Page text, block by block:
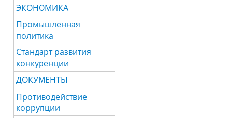
ЭКОНОМИКА
Промышленная
политика
Стандарт развития
конкуренции
ДОКУМЕНТЫ
Противодействие
коррупции